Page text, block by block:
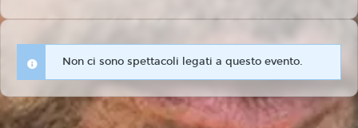
Non ci sono spettacoli legati a questo evento.